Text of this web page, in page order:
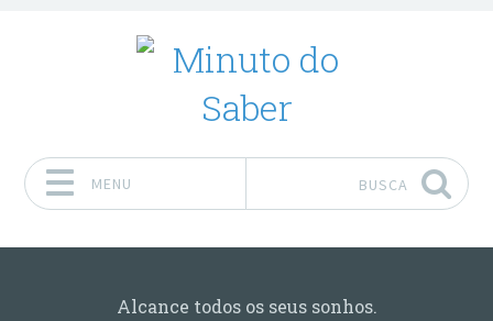
MENU BUSCA
Alcance todos os seus sonhos.